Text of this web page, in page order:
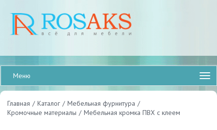
Меню
Главная / Каталог / Мебельная фурнитура /
Кромочные материалы / Мебельная кромка ПВХ с клеем